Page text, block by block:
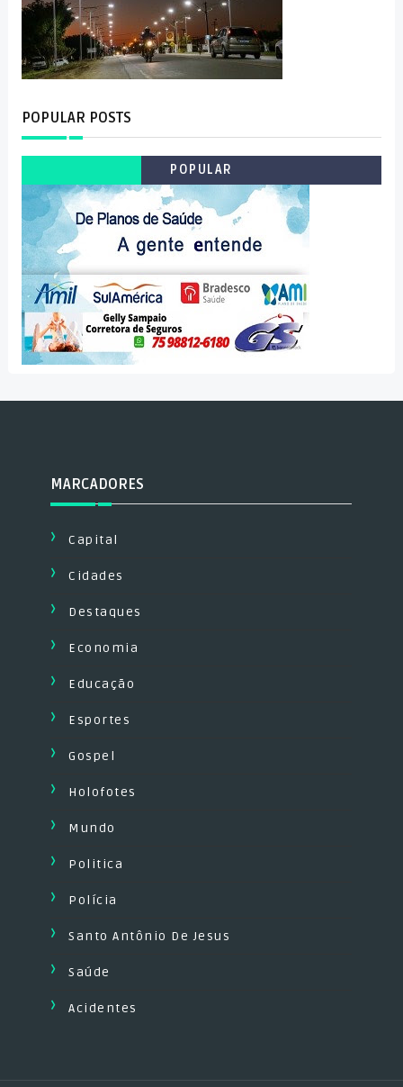
POPULAR POSTS
POPULAR
MARCADORES
Capital
Cidades
Destaques
Economia
Educação
Esportes
Gospel
Holofotes
Mundo
Politica
Polícia
Santo Antônio De Jesus
Saúde
Acidentes